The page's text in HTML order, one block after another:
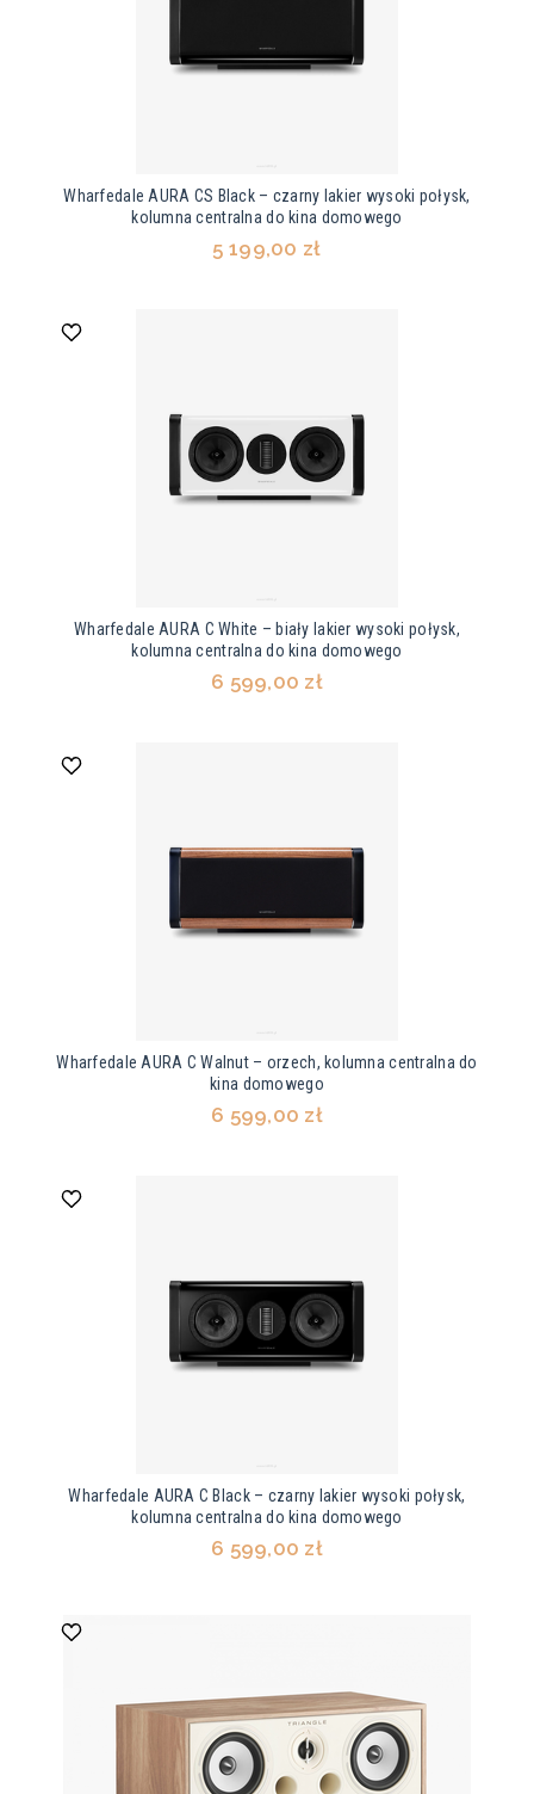
Wharfedale AURA CS Black – czarny lakier wysoki połysk,
kolumna centralna do kina domowego
5 199,00 zł
Wharfedale AURA C White – biały lakier wysoki połysk,
kolumna centralna do kina domowego
6 599,00 zł
Wharfedale AURA C Walnut – orzech, kolumna centralna do
kina domowego
6 599,00 zł
Wharfedale AURA C Black – czarny lakier wysoki połysk,
kolumna centralna do kina domowego
6 599,00 zł